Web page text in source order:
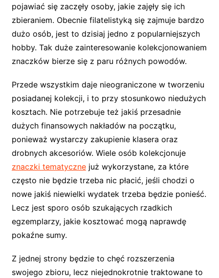
pojawiać się zaczęły osoby, jakie zajęły się ich
zbieraniem. Obecnie filatelistyką się zajmuje bardzo
dużo osób, jest to dzisiaj jedno z popularniejszych
hobby. Tak duże zainteresowanie kolekcjonowaniem
znaczków bierze się z paru różnych powodów.
Przede wszystkim daje nieograniczone w tworzeniu
posiadanej kolekcji, i to przy stosunkowo niedużych
kosztach. Nie potrzebuje też jakiś przesadnie
dużych finansowych nakładów na początku,
ponieważ wystarczy zakupienie klasera oraz
drobnych akcesoriów. Wiele osób kolekcjonuje
znaczki tematycznejuż wykorzystane, za które
często nie będzie trzeba nic płacić, jeśli chodzi o
nowe jakiś niewielki wydatek trzeba będzie ponieść.
Lecz jest sporo osób szukających rzadkich
egzemplarzy, jakie kosztować mogą naprawdę
pokaźne sumy.
Z jednej strony będzie to chęć rozszerzenia
swojego zbioru, lecz niejednokrotnie traktowane to